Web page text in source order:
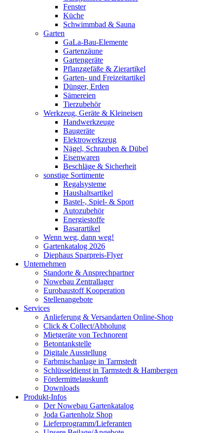
Fenster
Küche
Schwimmbad & Sauna
Garten
GaLa-Bau-Elemente
Gartenzäune
Gartengeräte
Pflanzgefäße & Zierartikel
Garten- und Freizeitartikel
Dünger, Erden
Sämereien
Tierzubehör
Werkzeug, Geräte & Kleineisen
Handwerkzeuge
Baugeräte
Elektrowerkzeug
Nägel, Schrauben & Dübel
Eisenwaren
Beschläge & Sicherheit
sonstige Sortimente
Regalsysteme
Haushaltsartikel
Bastel-, Spiel- & Sport
Autozubehör
Energiestoffe
Basarartikel
Wenn weg, dann weg!
Gartenkatalog 2026
Diephaus Sparpreis-Flyer
Unternehmen
Standorte & Ansprechpartner
Nowebau Zentrallager
Eurobaustoff Kooperation
Stellenangebote
Services
Anlieferung & Versandarten Online-Shop
Click & Collect/Abholung
Mietgeräte von Technorent
Betontankstelle
Digitale Ausstellung
Farbmischanlage in Tarmstedt
Schlüsseldienst in Tarmstedt & Hambergen
Fördermittelauskunft
Downloads
Produkt-Infos
Der Nowebau Gartenkatalog
Joda Gartenholz Shop
Lieferprogramm/Lieferanten